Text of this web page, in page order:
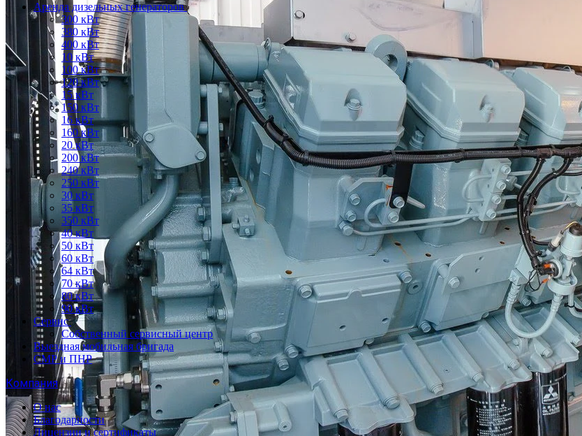
Аренда дизельных генераторов
300 кВт
380 кВт
400 кВт
10 кВт
100 кВт
120 кВт
15 кВт
150 кВт
16 кВт
160 кВт
20 кВт
200 кВт
240 кВт
250 кВт
30 кВт
35 кВт
350 кВт
40 кВт
50 кВт
60 кВт
64 кВт
70 кВт
80 кВт
90 кВт
Сервис
Собственный сервисный центр
Выездная мобильная бригада
СМР и ПНР
Компания
О нас
Благодарности
Лицензии и сертификаты